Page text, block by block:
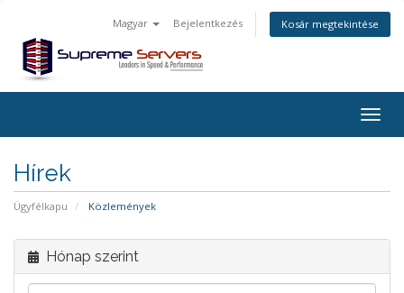
Magyar Bejelentkezés Kosár megtekintése
Hírek
Ügyfélkapu Közlemények
Hónap szerint